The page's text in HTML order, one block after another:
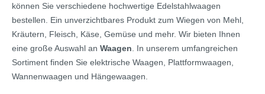
können Sie verschiedene hochwertige Edelstahlwaagen
bestellen. Ein unverzichtbares Produkt zum Wiegen von Mehl,
Kräutern, Fleisch, Käse, Gemüse und mehr. Wir bieten Ihnen
eine große Auswahl an Waagen . In unserem umfangreichen
Sortiment finden Sie elektrische Waagen, Plattformwaagen,
Wannenwaagen und Hängewaagen.